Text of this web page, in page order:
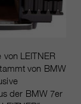
LEITNER
von BMW
der BMW 7er